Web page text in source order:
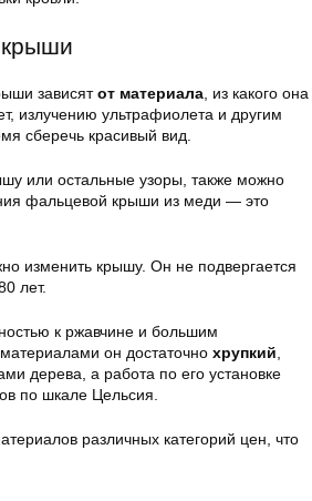
крыши
зависятот материала, из какого она
излучению ультрафиолета и другим
сберечь красивый вид.
или остальные узоры, также можно
фальцевой крыши из меди — это
изменить крышу. Он не подвергается
лет.
к ржавчине и большим
он достаточно хрупкий,
дерева, а работа по его установке
по шкале Цельсия.
различных категорий цен, что